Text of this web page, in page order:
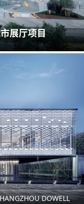
展厅项目
DOWELL